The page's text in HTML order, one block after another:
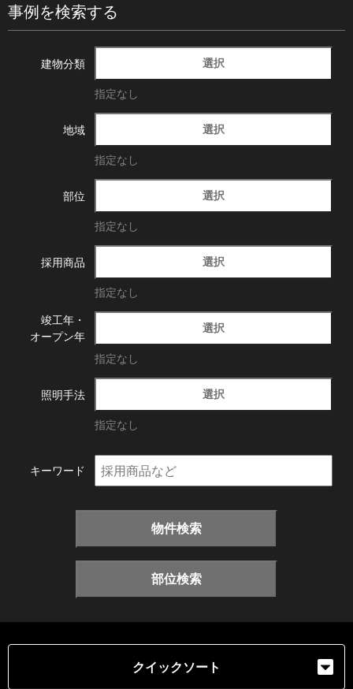
事例を検索する
建物分類 選択
指定なし
地域 選択
指定なし
部位 選択
指定なし
採用商品 選択
指定なし
竣工年・
オープン年
選択
指定なし
照明手法 選択
指定なし
キーワード
物件検索
部位検索
クイックソート